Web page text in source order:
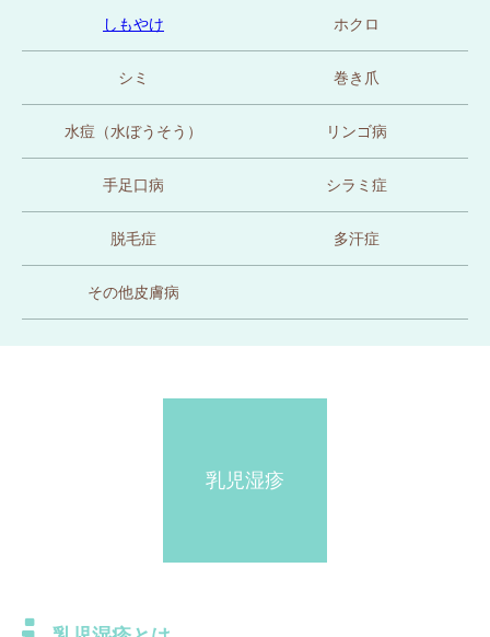
しもやけ ホクロ
シミ 巻き爪
水痘（水ぼうそう） リンゴ病
手足口病 シラミ症
脱毛症 多汗症
その他皮膚病
乳児湿疹